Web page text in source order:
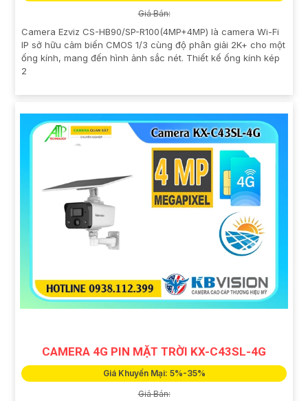
Giá Bán:
Camera Ezviz CS-HB90/SP-R100(4MP+4MP) là camera Wi-Fi
IP sở hữu cảm biến CMOS 1/3 cùng độ phân giải 2K+ cho một
ống kính, mang đến hình ảnh sắc nét. Thiết kế ống kính kép
2
CAMERA 4G PIN MẶT TRỜI KX-C43SL-4G
Giá Khuyến Mại: 5%-35%
Giá Bán: